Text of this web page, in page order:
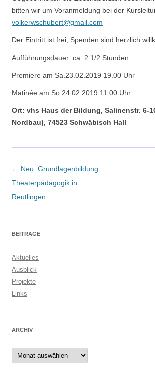
bitten wir um Voranmeldung bei der
volkerwschubert@gmail.com
Der Eintritt ist frei, Spenden sind herzlich
Aufführungsdauer: ca. 2 1/2 Stunden
Premiere am Sa.23.02.2019 19.00 Uhr
Matinée am So.24.02.2019 11.00 Uhr
Ort: vhs Haus der Bildung, Salinenstr. 6-
Nordbau), 74523 Schwäbisch Hall
Beitragsnavigation
← Neu: Grundlagenbildung
Theaterpädagogik in
Reutlingen
BEITRÄGE
Aktuelles
Ausblick
Projekte
Links
ARCHIV
Archiv